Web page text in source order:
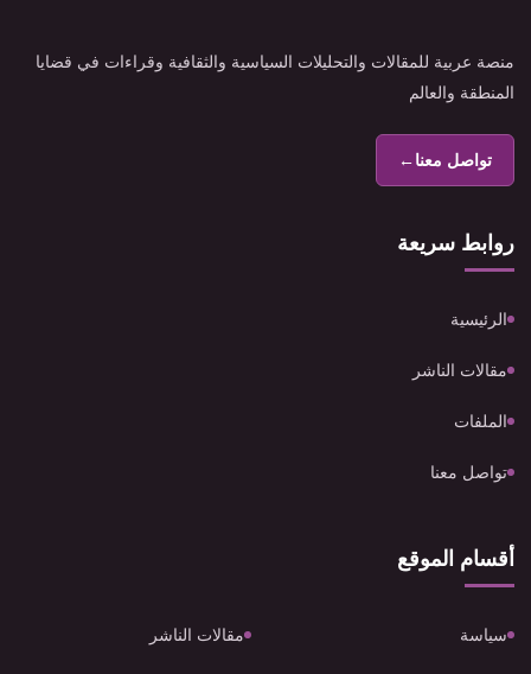
منصة عربية للمقالات والتحليلات السياسية والثقافية وقراءات في قضايا
المنطقة والعالم
تواصل معنا←
روابط سريعة
الرئيسية
مقالات الناشر
الملفات
تواصل معنا
أقسام الموقع
سياسة مقالات الناشر